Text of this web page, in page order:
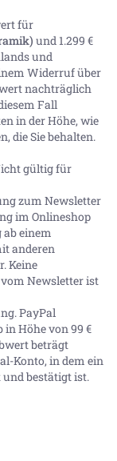
für
und 1.299 €
und
Widerruf über
nachträglich
Fall
in der Höhe, wie
die Sie behalten.
gültig für
zum Newsletter
im Onlineshop
ab einem
anderen
Keine
Newsletter ist
PayPal
in Höhe von99 €
beträgt
Konto, in dem ein
bestätigt ist.